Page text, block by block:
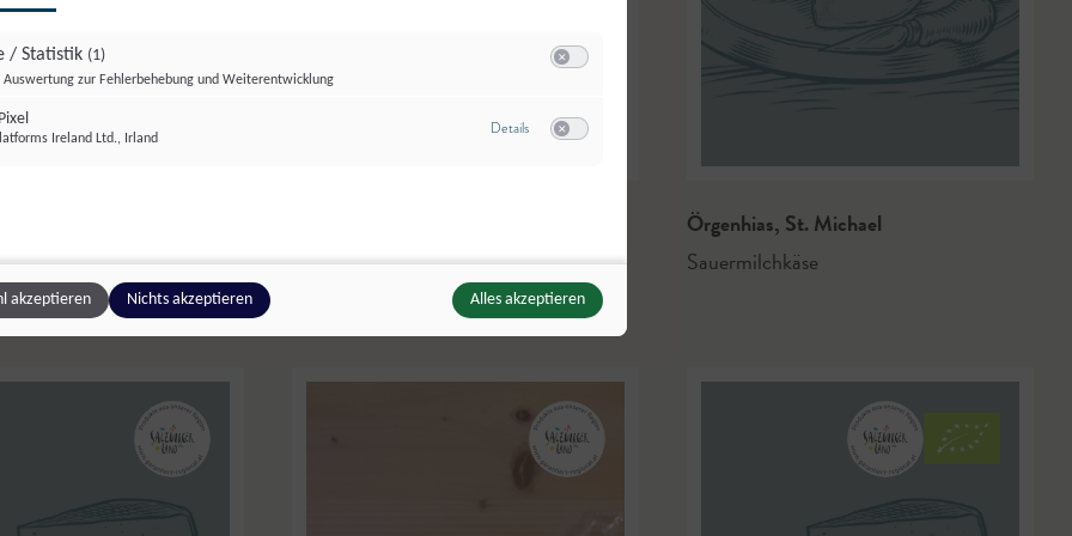
Frischkäse
Örgenhias, St. Michael
Sauermilchkäse
/ Statistik (1)
Auswertung zur Fehlerbehebung und Weiterentwicklung
Ireland Ltd., Irland
Detailszu Meta Pixel
akzeptieren Nichts akzeptieren Alles akzeptieren